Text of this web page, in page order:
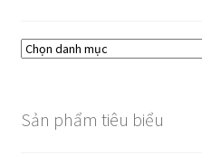
Sản phẩm tiêu biểu